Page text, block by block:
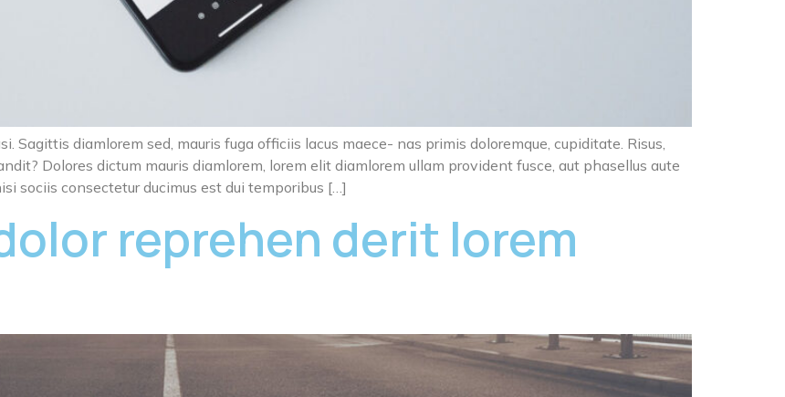
Sagittis diamlorem sed, mauris fuga officiis lacus maece- nas primis doloremque, cupiditate. Risus,
Dolores dictum mauris diamlorem, lorem elit diamlorem ullam provident fusce, aut phasellus aute
sociis consectetur ducimus est dui temporibus […]
reprehen derit lorem